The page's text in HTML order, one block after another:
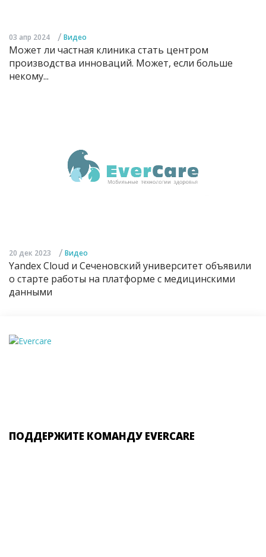
03 апр 2024 / Видео
Может ли частная клиника стать центром
производства инноваций. Может, если больше
некому...
20 дек 2023 / Видео
Yandex Cloud и Сеченовский университет объявили
о старте работы на платформе с медицинскими
данными
ПОДДЕРЖИТЕ КОМАНДУ EVERCARE